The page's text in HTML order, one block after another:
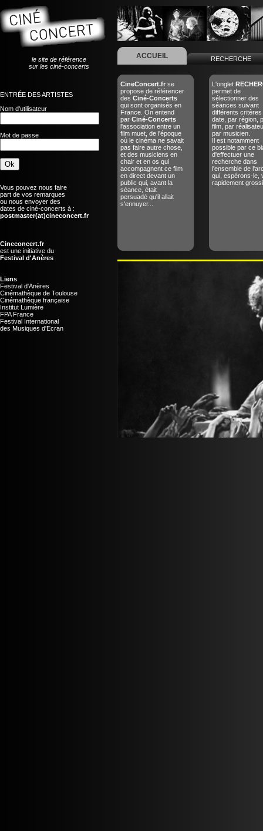
le site de référence
sur les ciné-concerts
ENTRÉE DES ARTISTES
Nom d'utilisateur
Mot de passe
Vous pouvez nous faire
part de vos remarques
ou nous envoyer des
dates de ciné-concerts à :
postmaster(at)cineconcert.fr
Cineconcert.fr
est une initiative du
Festival d'Anères
Liens
Festival d'Anères
Cinémathèque de Toulouse
Cinémathèque française
Institut Lumière
FPA France
Festival International
des Musiques d'Ecran
ACCUEIL RECHERCHE
CineConcert.fr se
propose de référencer
des Ciné-Concerts
qui sont organisés en
France. On entend
par Ciné-Concerts
l'association entre un
film muet, de l'époque
où le cinéma ne savait
pas faire autre chose,
et des musiciens en
chair et en os qui
accompagnent ce film
en direct devant un
public qui, avant la
séance, était
persuadé qu'il allait
s'ennuyer...
L'onglet
permet de
sélectionner des
séances suivant
différents critères
date, par région,
film, par
par musicien.
Il est notamment
possible par ce
d'effectuer une
recherche dans
l'ensemble de
qui, espérons-le,
rapidement